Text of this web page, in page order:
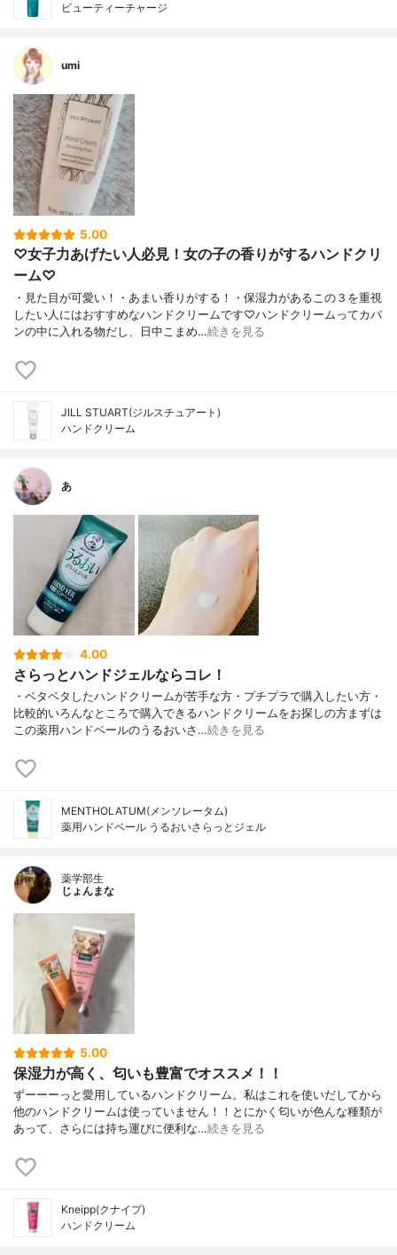
ビューティーチャージ
umi
5.00
♡女子力あげたい人必見！女の子の香りがするハンドクリ
ーム♡
・見た目が可愛い！・あまい香りがする！・保湿力があるこの３を重視
したい人にはおすすめなハンドクリームです♡ハンドクリームってカバ
ンの中に入れる物だし、日中こまめ…続きを見る
JILL STUART(ジルスチュアート)
ハンドクリーム
あ
4.00
さらっとハンドジェルならコレ！
・ベタベタしたハンドクリームが苦手な方・プチプラで購入したい方・
比較的いろんなところで購入できるハンドクリームをお探しの方まずは
この薬用ハンドベールのうるおいさ…続きを見る
MENTHOLATUM(メンソレータム)
薬用ハンドベール うるおいさらっとジェル
薬学部生
じょんまな
5.00
保湿力が高く、匂いも豊富でオススメ！！
ずーーーっと愛用しているハンドクリーム。私はこれを使いだしてから
他のハンドクリームは使っていません！！とにかく匂いが色んな種類が
あって、さらには持ち運びに便利な…続きを見る
Kneipp(クナイプ)
ハンドクリーム